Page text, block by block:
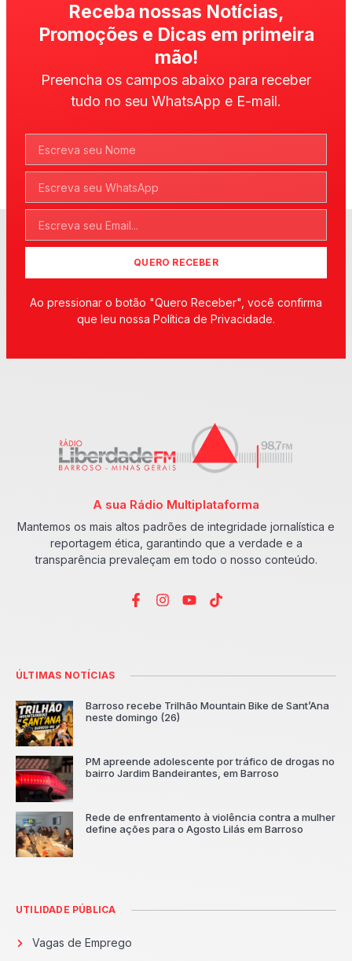
Receba nossas Notícias,
Promoções e Dicas em primeira
mão!
Preencha os campos abaixo para receber
tudo no seu WhatsApp e E-mail.
QUERO RECEBER
Ao pressionar o botão "Quero Receber", você confirma
que leu nossa Política de Privacidade.
A sua Rádio Multiplataforma
Mantemos os mais altos padrões de integridade jornalística e
reportagem ética, garantindo que a verdade e a
transparência prevaleçam em todo o nosso conteúdo.
ÚLTIMAS NOTÍCIAS
Barroso recebe Trilhão Mountain Bike de Sant’Ana
neste domingo (26)
PM apreende adolescente por tráfico de drogas no
bairro Jardim Bandeirantes, em Barroso
Rede de enfrentamento à violência contra a mulher
define ações para o Agosto Lilás em Barroso
UTILIDADE PÚBLICA
Vagas de Emprego